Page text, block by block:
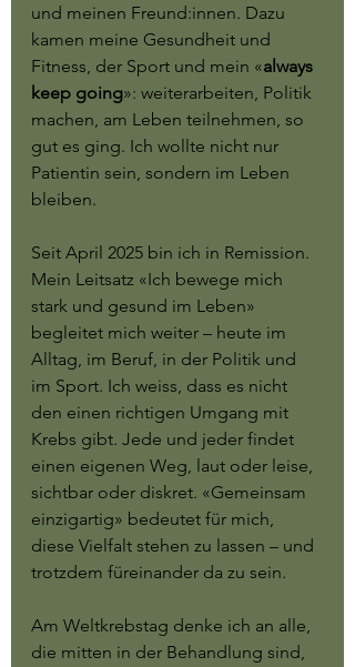
und meinen Freund:innen. Dazu
kamen meine Gesundheit und
Fitness, der Sport und mein «always
keep going»: weiterarbeiten, Politik
machen, am Leben teilnehmen, so
gut es ging. Ich wollte nicht nur
Patientin sein, sondern im Leben
bleiben.
Seit April 2025 bin ich in Remission.
Mein Leitsatz «Ich bewege mich
stark und gesund im Leben»
begleitet mich weiter – heute im
Alltag, im Beruf, in der Politik und
im Sport. Ich weiss, dass es nicht
den einen richtigen Umgang mit
Krebs gibt. Jede und jeder findet
einen eigenen Weg, laut oder leise,
sichtbar oder diskret. «Gemeinsam
einzigartig» bedeutet für mich,
diese Vielfalt stehen zu lassen – und
trotzdem füreinander da zu sein.
Am Weltkrebstag denke ich an alle,
die mitten in der Behandlung sind,